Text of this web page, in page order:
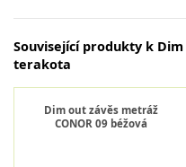
Související produkty k
terakota
Dim out závěs metráž
CONOR 09 béžová